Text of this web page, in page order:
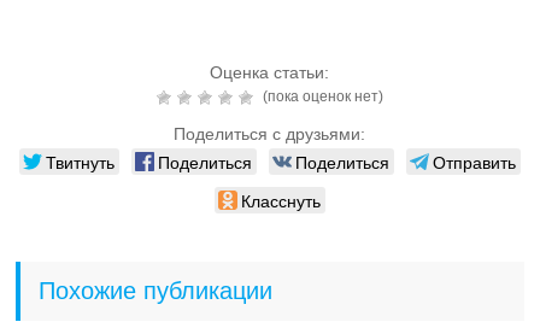
Оценка статьи:
(пока оценок нет)
Поделиться с друзьями:
Твитнуть Поделиться Поделиться
Отправить
Класснуть
Похожие публикации